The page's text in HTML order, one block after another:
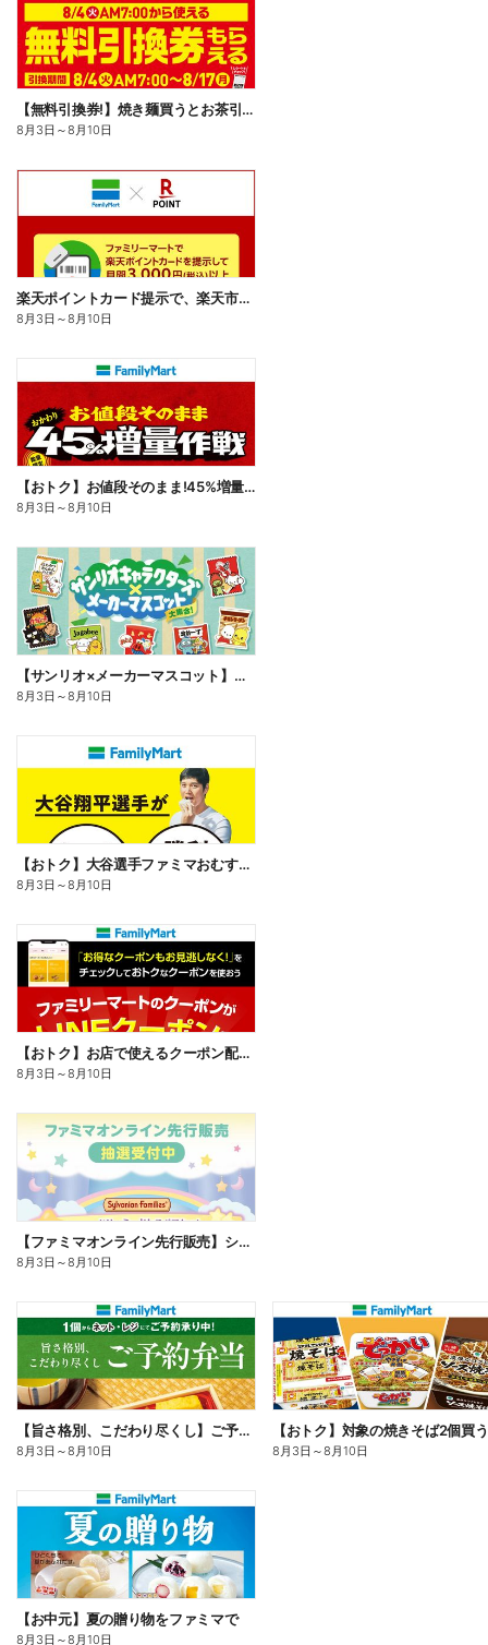
【無料引換券!】焼き麺買うとお茶引換券貰える!
8月3日 ～8月10日
楽天ポイントカード提示で、楽天市場でのお買い物がおトクに!
8月3日 ～8月10日
【おトク】お値段そのまま!45%増量作戦!
8月3日 ～8月10日
【サンリオ×メーカーマスコット】オリジナルグッズ貰える!
8月3日 ～8月10日
【おトク】大谷選手ファミマおむすび割
8月3日 ～8月10日
【おトク】お店で使えるクーポン配信中
8月3日 ～8月10日
【ファミマオンライン先行販売】シルバニアファミリー
8月3日 ～8月10日
【旨さ格別、こだわり尽くし】ご予約弁当
8月3日 ～8月10日 8月3日 ～8月10日
【お中元】夏の贈り物をファミマで
8月3日 ～8月10日